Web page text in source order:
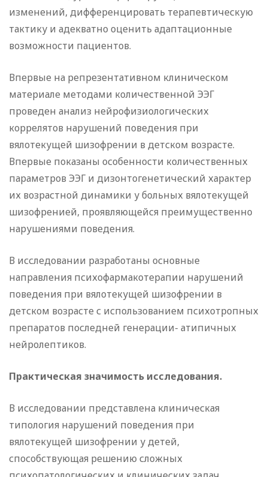
изменений, дифференцировать терапевтическую
тактику и адекватно оценить адаптационные
возможности пациентов.
Впервые на репрезентативном клиническом
материале методами количественной ЭЭГ
проведен анализ нейрофизиологических
коррелятов нарушений поведения при
вялотекущей шизофрении в детском возрасте.
Впервые показаны особенности количественных
параметров ЭЭГ и дизонтогенетический характер
их возрастной динамики у больных вялотекущей
шизофренией, проявляющейся преимущественно
нарушениями поведения.
В исследовании разработаны основные
направления психофармакотерапии нарушений
поведения при вялотекущей шизофрении в
детском возрасте с использованием психотропных
препаратов последней генерации- атипичных
нейролептиков.
Практическая значимость исследования.
В исследовании представлена клиническая
типология нарушений поведения при
вялотекущей шизофрении у детей,
способствующая решению сложных